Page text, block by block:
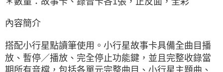
內容簡介
搭配小行星點讀筆使用。小行星故事卡具備全曲目播
放、暫停／播放、完全停止功能鍵，並且完整收錄當
期所有音檔，包括各單元完整曲目、小行星主題曲、